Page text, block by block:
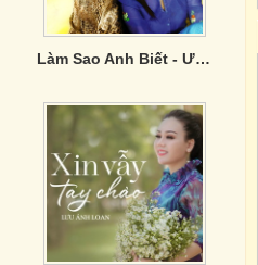
Làm Sao Anh Biết - Ước Mơ Của Tôi